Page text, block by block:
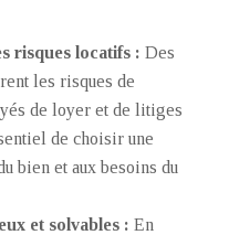
risques locatifs : Des
les risques de
de loyer et de litiges
de choisir une
bien et aux besoins du
et solvables : En